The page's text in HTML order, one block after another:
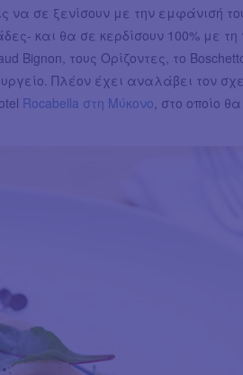
σε ξενίσουν με την εμφάνισή
και θα σε κερδίσουν 100% με τη
Bignon, τους Ορίζοντες, το
Πλέον έχει αναλάβει τον
Rocabella στη Μύκονο , στο οποίο